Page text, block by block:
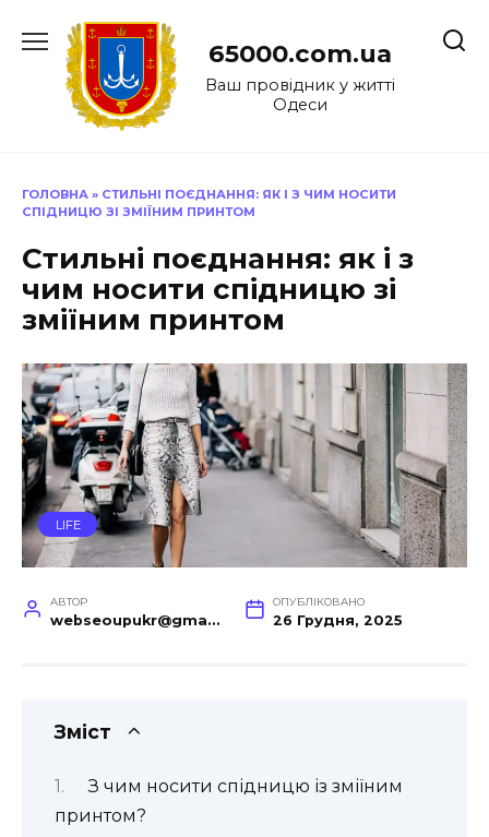
до
65000.com.ua
Ваш провідник у житті
Одеси
ГОЛОВНА » СТИЛЬНІ ПОЄДНАННЯ: ЯК І З ЧИМ НОСИТИ
СПІДНИЦЮ ЗІ ЗМІЇНИМ ПРИНТОМ
Стильні поєднання: як і з
чим носити спідницю зі
зміїним принтом
LIFE
АВТОР
webseoupukr@gmail.com
ОПУБЛІКОВАНО
26 Грудня, 2025
Зміст
З чим носити спідницю із зміїним
принтом?